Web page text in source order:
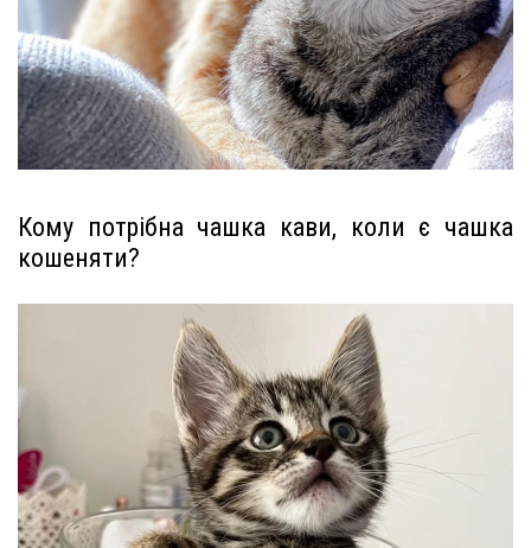
Кому потрібна чашка кави, коли є чашка
кошеняти?